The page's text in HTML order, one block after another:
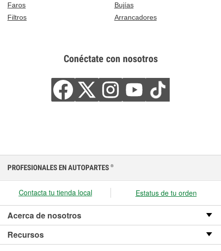
Faros
Bujías
Filtros
Arrancadores
Conéctate con nosotros
PROFESIONALES EN AUTOPARTES ®
Contacta tu tienda local Estatus de tu orden
Acerca de nosotros
Recursos